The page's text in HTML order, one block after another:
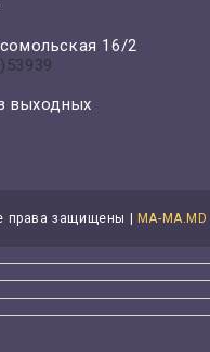
16/2
выходных
права защищены | MA-MA.MD